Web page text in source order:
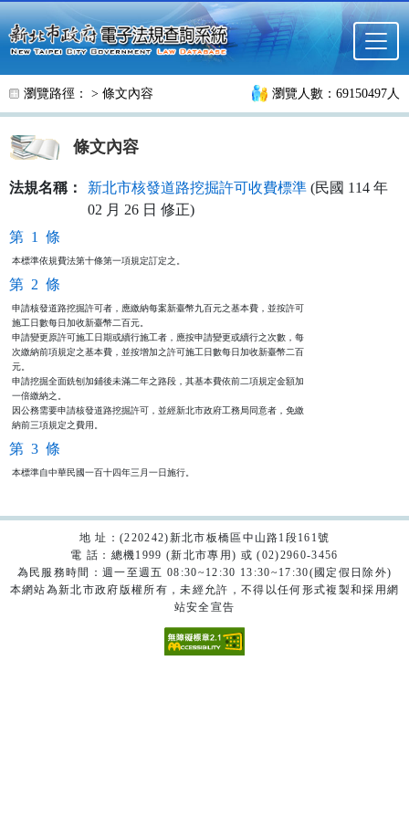
跳至主要內容
瀏覽路徑： > 條文內容 瀏覽人數：69150497人
條文內容
法規名稱： 新北市核發道路挖掘許可收費標準 (民國 114 年
02 月 26 日 修正)
第 1 條
本標準依規費法第十條第一項規定訂定之。
第 2 條
申請核發道路挖掘許可者，應繳納每案新臺幣九百元之基本費，並按許可
施工日數每日加收新臺幣二百元。
申請變更原許可施工日期或續行施工者，應按申請變更或續行之次數，每
次繳納前項規定之基本費，並按增加之許可施工日數每日加收新臺幣二百
元。
申請挖掘全面銑刨加鋪後未滿二年之路段，其基本費依前二項規定金額加
一倍繳納之。
因公務需要申請核發道路挖掘許可，並經新北市政府工務局同意者，免繳
納前三項規定之費用。
第 3 條
本標準自中華民國一百十四年三月一日施行。
地 址：(220242)新北市板橋區中山路1段161號
電 話：總機1999 (新北市專用) 或 (02)2960-3456
為民服務時間：週一至週五 08:30~12:30 13:30~17:30(國定假日除外)
本網站為新北市政府版權所有，未經允許，不得以任何形式複製和採用網
站安全宣告